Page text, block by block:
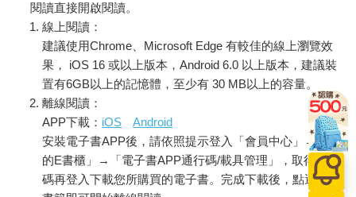
北就是這麼說的，所以，我憑什麼不行？這就是我的座右銘，所
以，我憑什麼不行？現在是早上十一點半，走過廚房時我檢查地
板看有沒有血，那真是個幹他媽超糟糕的夢，真他媽超糟。我走
到外頭抬頭望著天想著我要去看我的哪個孩子。
阿斯匹琳的媽最近和某個黑鬼搞在一起大家都叫他瘋狗，所以我
不需要去她的嬰兒床邊亂打聽，我也不要讓某個黑鬼請我吃慶
記，才不要勒。泰勒諾拉的媽就是個瘋婊子而且已經幫自己搞了
把九毫米手槍來我也知道要是我敢露臉她絕對會請我吃慶記因為
我都沒在給她半毛錢她都已經連問三個月了。我的大女兒，德克
絲崔娜，她的媽還愛我，我是可以偶爾過去搞一次，但要脫身
啊，媽的簡直就像是要從牛奶裡搞出可樂來一樣勒。我於是決定
閱讀直接開啟閱讀。
線上閱讀：
建議使用Chrome、Microsoft Edge 有較佳的線上瀏覽效
果， iOS 16 或以上版本，Android 6.0 以上版本，建議裝
置有6GB以上的記憶體，至少有 30 MB以上的容量。
離線閱讀：
APP下載： iOS
Android
安裝電子書APP後，請依照提示登入「會員中心」→「我
的E書櫃」→「電子書APP通行碼/載具管理」，取得通行
碼再登入下載您所購買的電子書。完成下載後，點選任一